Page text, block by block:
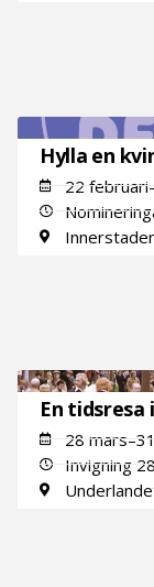
Hylla en
22
En tidsresa
28
Invigning